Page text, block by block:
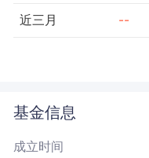
近三月 --
近三年
基金信息
成立时间